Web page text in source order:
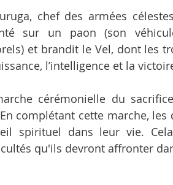
chef des armées
sur un paon (son
et brandit le Vel, dont les
l’intelligence et la
cérémonielle du
complétant cette marche,
spirituel dans leur vie.
qu'ils devront affronter